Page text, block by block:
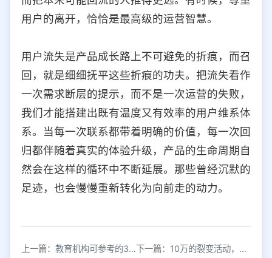
用户的离开，恰恰是最高级的运营智慧。
用户流失是产品成长路上不可避免的折痕，而召
回，就是细细抚平这些折痕的功夫。把流失看作
一次需求断层的提示，而不是一次运营的失败，
我们才能搭建出既有温度又有效率的用户维系体
系。当每一次联系都带着明确的价值，每一次回
归都伴随着真实的体验升级，产品的生命周期自
然会在这样的循环中不断延展。那些曾经沉默的
足迹，也会慢慢重新转化为向前走的动力。
上一篇：教育机构可参考的3个方法：如何把新用户变为老用户 下一篇：10万的裂变活动，原先用了这6招